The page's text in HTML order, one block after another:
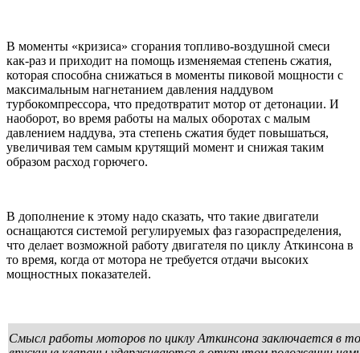
В моменты «кризиса» сгорания топливо-воздушной смеси
как-раз и приходит на помощь изменяемая степень сжатия,
которая способна снижаться в моменты пиковой мощности с
максимальным нагнетанием давления наддувом
турбокомпрессора, что предотвратит мотор от детонации. И
наоборот, во время работы на малых оборотах с малым
давлением наддува, эта степень сжатия будет повышаться,
увеличивая тем самым крутящий момент и снижая таким
образом расход горючего.
В дополнение к этому надо сказать, что такие двигатели
оснащаются системой регулируемых фаз газораспределения,
что делает возможной работу двигателя по циклу Аткинсона в
то время, когда от мотора не требуется отдачи высоких
мощностных показателей.
Смысл работы моторов по циклу Аткинсона заключается в